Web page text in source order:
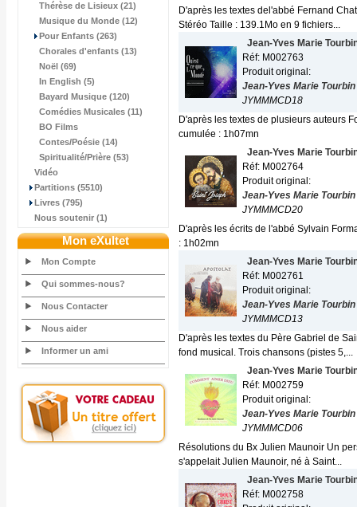
Thérèse de Lisieux (21)
Musique du Monde (12)
Pour Enfants (263)
Chorales d'enfants (13)
Noël (69)
In English (5)
Bayard Musique (120)
Comédies Musicales (11)
BO Films
Contes/Poésie (14)
Spiritualité/Prière (53)
Vidéo
Partitions (5510)
Livres (795)
Nous soutenir (1)
Mon eXultet
Mon Compte
Qui sommes-nous?
Nous Contacter
Nous aider
Informer un ami
D'après les textes del'abbé Fernand
Stéréo Taille : 139.1Mo en 9 fichiers...
Jean-Yves Marie
Réf: M002763
Produit original:
Jean-Yves Marie Tourbin
JYMMMCD18
D'après les textes de plusieurs auteurs
cumulée : 1h07mn
Jean-Yves Marie
Réf: M002764
Produit original:
Jean-Yves Marie Tourbin
JYMMMCD20
D'après les écrits de l'abbé Sylvain
: 1h02mn
Jean-Yves Marie
Réf: M002761
Produit original:
Jean-Yves Marie Tourbin
JYMMMCD13
D'après les textes du Père Gabriel de
fond musical. Trois chansons (pistes 5,...
Jean-Yves Marie
Réf: M002759
Produit original:
Jean-Yves Marie Tourbin
JYMMMCD06
Résolutions du Bx Julien Maunoir Un
s'appelait Julien Maunoir, né à Saint...
Jean-Yves Marie
Réf: M002758